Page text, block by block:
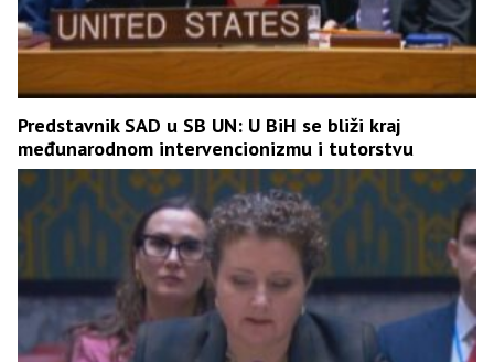
Predstavnik SAD u SB UN: U BiH se bliži kraj
međunarodnom intervencionizmu i tutorstvu